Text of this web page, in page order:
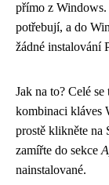
přímo z
potřebují, a do
žádné instalování
Jak na to? Celé se
kombinaci kláves
prostě klikněte na
zamířte do sekce
nainstalované.